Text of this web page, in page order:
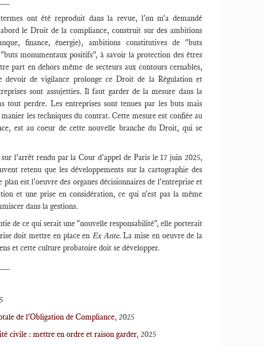
ont été reproduit dans la revue, l'on m'a demandé
le Droit de la compliance, construit sur des ambitions
finance, énergie), ambitions constitutives de "buts
monumentaux positifs", à savoir la protection des êtres
part en dehors même de secteurs aux contours cernables,
devoir de vigilance prolonge ce Droit de la Régulation et
sont assujetties. Il faut garder de la mesure dans la
tout perdre. Les entreprises sont tenues par les buts mais
les techniques du contrat. Cette mesure est confiée au
est au coeur de cette nouvelle branche du Droit, qui se
l'arrêt rendu par la Cour d'appel de Paris le 17 juin 2025,
retenu que les développements sur la cartographie des
est l'oeuvre des organes décisionnaires de l'entreprise et
et une prise en considération, ce qui n'est pas la même
dans la gestions.
de ce qui serait une "nouvelle responsabilité", elle porterait
doit mettre en place en Ex Ante. La mise en oeuvre de la
et cette culture probatoire doit se développer.
de l'Obligation de Compliance, 2025
civile : mettre en ordre et raison garder, 2025